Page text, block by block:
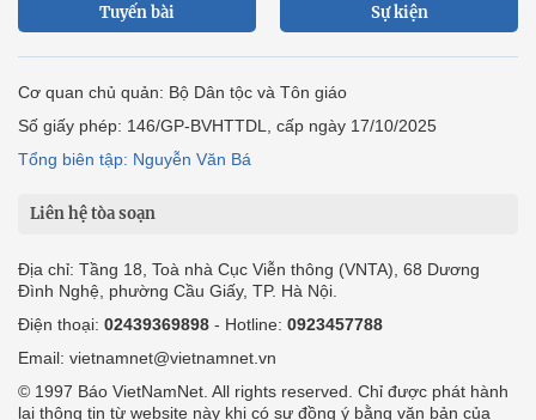
Tuyến bài Sự kiện
Cơ quan chủ quản: Bộ Dân tộc và Tôn giáo
Số giấy phép: 146/GP-BVHTTDL, cấp ngày 17/10/2025
Tổng biên tập: Nguyễn Văn Bá
Liên hệ tòa soạn
Địa chỉ: Tầng 18, Toà nhà Cục Viễn thông (VNTA), 68 Dương
Đình Nghệ, phường Cầu Giấy, TP. Hà Nội.
Điện thoại: 02439369898 - Hotline: 0923457788
Email: vietnamnet@vietnamnet.vn
© 1997 Báo VietNamNet. All rights reserved. Chỉ được phát hành
lại thông tin từ website này khi có sự đồng ý bằng văn bản của